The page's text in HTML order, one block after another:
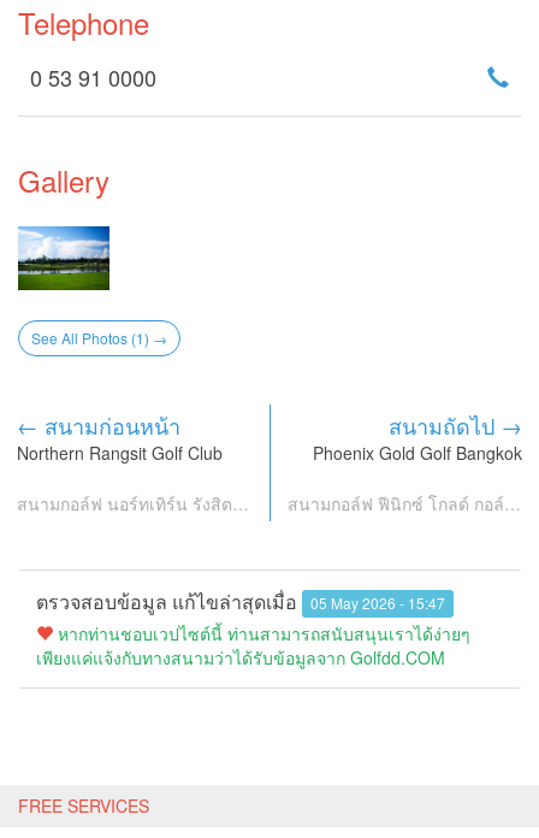
Telephone
0 53 91 0000
Gallery
See All Photos (1) →
← สนามก่อนหน้า
Northern Rangsit Golf Club
สนามกอล์ฟ นอร์ทเทิร์น รังสิต กอล์ฟ คลับ
สนามถัดไป →
Phoenix Gold Golf Bangkok
สนามกอล์ฟ ฟีนิกซ์ โกลด์ กอล์ฟ กรุงเทพ
ตรวจสอบข้อมูล แก้ไขล่าสุดเมื่อ 05 May 2026 - 15:47
หากท่านชอบเวปไซต์นี้ ท่านสามารถสนับสนุนเราได้ง่ายๆ
เพียงแค่แจ้งกับทางสนามว่าได้รับข้อมูลจาก Golfdd.COM
FREE SERVICES